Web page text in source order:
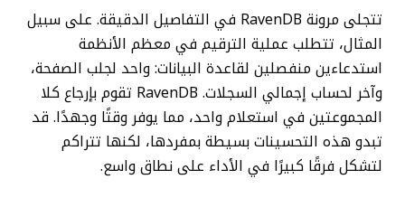
تتجلى مرونة RavenDB في التفاصيل الدقيقة. على سبيل
المثال، تتطلب عملية الترقيم في معظم الأنظمة
استدعاءين منفصلين لقاعدة البيانات: واحد لجلب الصفحة،
وآخر لحساب إجمالي السجلات. RavenDB تقوم بإرجاع كلا
المجموعتين في استعلام واحد، مما يوفر وقتًا وجهدًا. قد
تبدو هذه التحسينات بسيطة بمفردها، لكنها تتراكم
لتشكل فرقًا كبيرًا في الأداء على نطاق واسع.